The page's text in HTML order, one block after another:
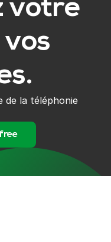
votre
de la téléphonie